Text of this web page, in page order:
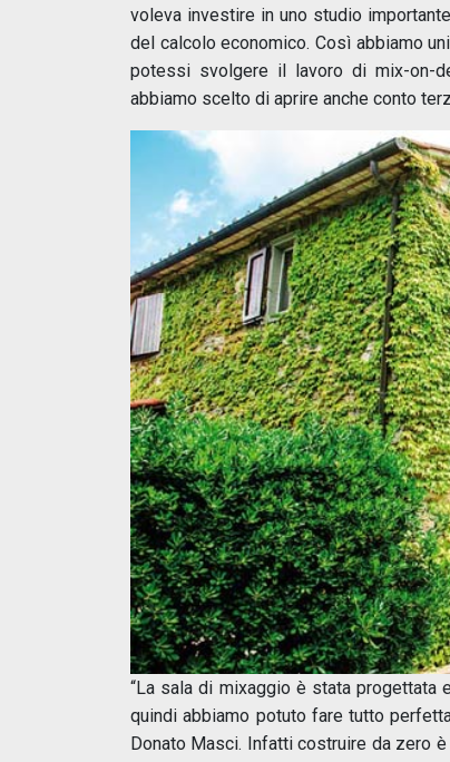
voleva investire in uno studio
del calcolo economico. Così abbiamo
potessi svolgere il lavoro di mix-on-
abbiamo scelto di aprire anche conto
“La sala di mixaggio è stata progettata
quindi abbiamo potuto fare tutto
Donato Masci. Infatti costruire da zero